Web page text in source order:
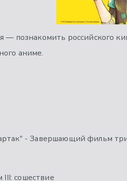
— познакомить российского
аниме.
- Завершающий фильм
сошествие